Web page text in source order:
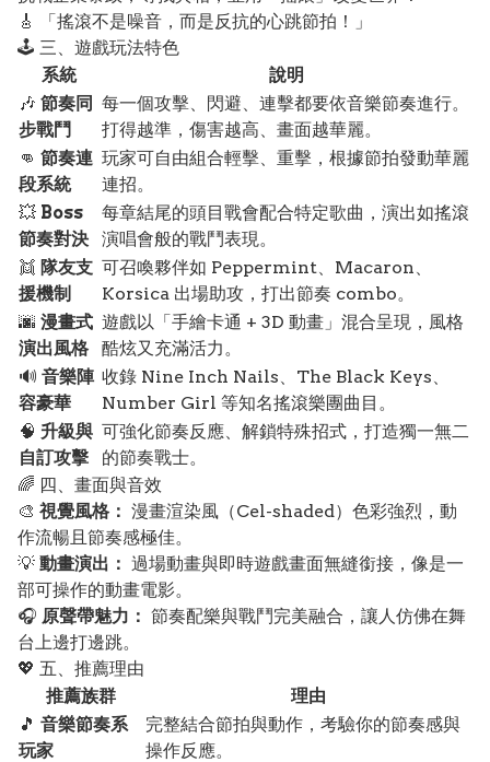
🎸 「搖滾不是噪音，而是反抗的心跳節拍！」
🕹️ 三、遊戲玩法特色
系統
說明
🎶 節奏同
步戰鬥
每一個攻擊、閃避、連擊都要依音樂節奏進行。
打得越準，傷害越高、畫面越華麗。
👊 節奏連
段系統
玩家可自由組合輕擊、重擊，根據節拍發動華麗
連招。
💥 Boss
節奏對決
每章結尾的頭目戰會配合特定歌曲，演出如搖滾
演唱會般的戰鬥表現。
👯 隊友支
援機制
可召喚夥伴如 Peppermint、Macaron、
Korsica 出場助攻，打出節奏 combo。
🌆 漫畫式
演出風格
遊戲以「手繪卡通 + 3D 動畫」混合呈現，風格
酷炫又充滿活力。
🔊 音樂陣
容豪華
收錄 Nine Inch Nails、The Black Keys、
Number Girl 等知名搖滾樂團曲目。
🧠 升級與
自訂攻擊
可強化節奏反應、解鎖特殊招式，打造獨一無二
的節奏戰士。
🌈 四、畫面與音效
🎨 視覺風格： 漫畫渲染風（Cel-shaded）色彩強烈，動
作流暢且節奏感極佳。
💡 動畫演出： 過場動畫與即時遊戲畫面無縫銜接，像是一
部可操作的動畫電影。
🎧 原聲帶魅力： 節奏配樂與戰鬥完美融合，讓人仿佛在舞
台上邊打邊跳。
💖 五、推薦理由
推薦族群
理由
🎵 音樂節奏系
玩家
完整結合節拍與動作，考驗你的節奏感與
操作反應。